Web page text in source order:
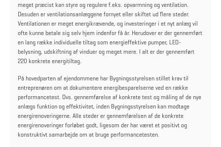
meget præcist kan styre og regulere f.eks. opvarmning og ventilation.
Desuden er ventilationsanlæggene fornyet eller skiftet ud flere steder.
Ventilationen er meget energikrævende, og investeringer i et nyt anlæg vil
ofte kunne betale sig selv hjem indenfor få år. Herudover er der gennemført
en lang række individuelle tiltag som energieffektive pumper, LED-
belysning, udskiftning af vinduer og meget mere. I alt er der gennemført
220 konkrete energitiltag.
På hovedparten af ejendommene har Bygningsstyrelsen stillet krav til
entreprenøren om at dokumentere energibesparelserne ved en række
performancetest. Dvs. gennemførelse af konkrete test og måling af de nye
anlægs funktion og effektivitet, inden Bygningsstyrelsen kan modtage
energirenoveringerne. Alle steder er gennemførelsen af de konkrete
energirenoveringer forløbet godt, ligesom der har været et positivt og
konstruktivt samarbejde om at bruge performancetesten.